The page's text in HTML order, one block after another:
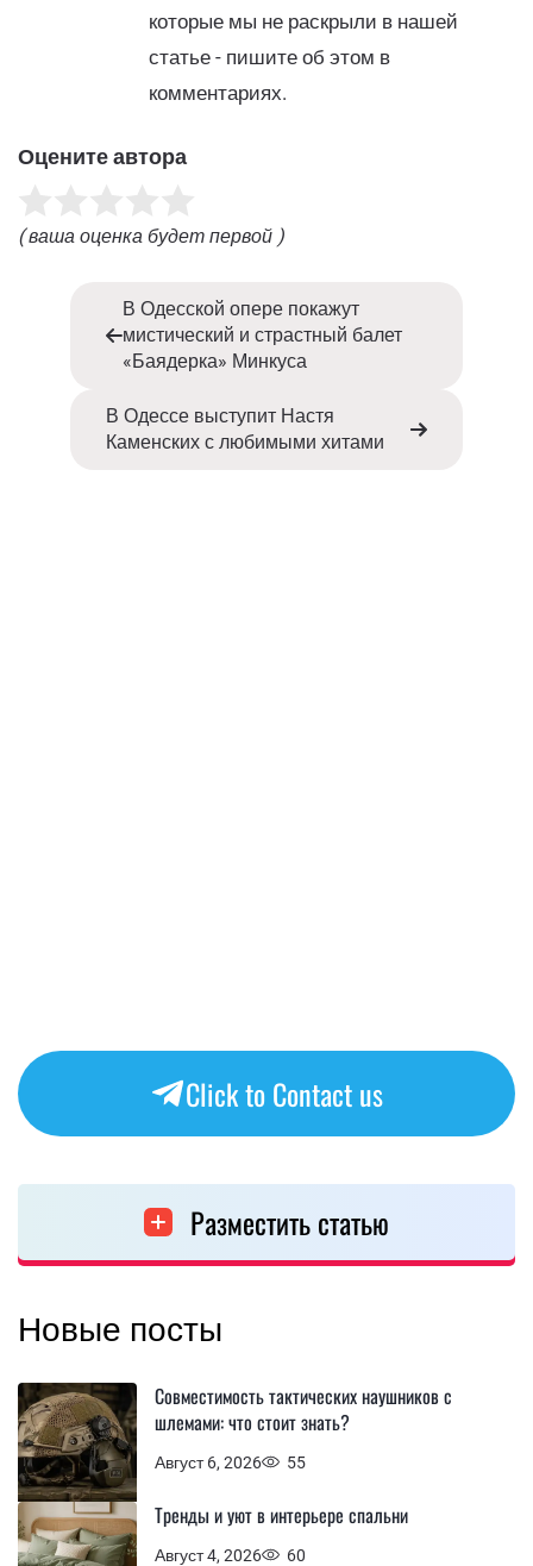
которые мы не раскрыли в нашей
статье - пишите об этом в
комментариях.
Оцените автора
( ваша оценка будет первой )
В Одесской опере покажут
мистический и страстный балет
«Баядерка» Минкуса
В Одессе выступит Настя
Каменских с любимыми хитами
Click to Contact us
Разместить статью
Новые посты
Август 6, 2026 55
Совместимость тактических наушников с
шлемами: что стоит знать?
Август 4, 2026 60
Тренды и уют в интерьере спальни